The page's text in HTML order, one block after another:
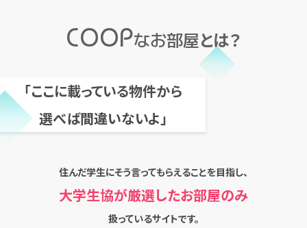
COOPなお部屋とは？
「ここに載っている物件から
選べば間違いないよ」
住んだ学生にそう言ってもらえることを目指し、
大学生協が厳選したお部屋のみ
扱っているサイトです。